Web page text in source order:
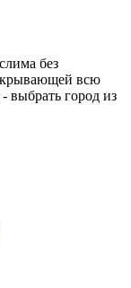
без
всю
- выбрать город из